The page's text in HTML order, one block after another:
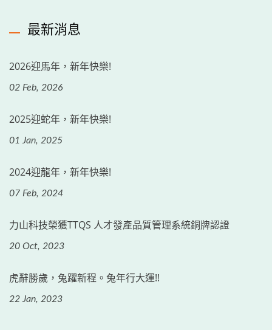
最新消息
2026迎馬年，新年快樂!
02 Feb, 2026
2025迎蛇年，新年快樂!
01 Jan, 2025
2024迎龍年，新年快樂!
07 Feb, 2024
力山科技榮獲TTQS 人才發產品質管理系統銅牌認證
20 Oct, 2023
虎辭勝歲，兔躍新程。兔年行大運!!
22 Jan, 2023